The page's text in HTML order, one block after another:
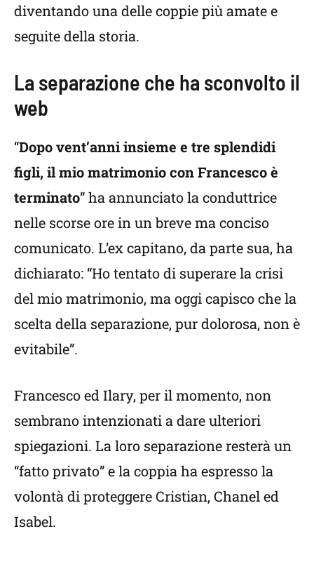
diventando una delle coppie più amate e
seguite della storia.
La separazione che ha sconvolto il
web
“Dopo vent’anni insieme e tre splendidi
figli, il mio matrimonio con Francesco è
terminato” ha annunciato la conduttrice
nelle scorse ore in un breve ma conciso
comunicato. L’ex capitano, da parte sua, ha
dichiarato: “Ho tentato di superare la crisi
del mio matrimonio, ma oggi capisco che la
scelta della separazione, pur dolorosa, non è
evitabile”.
Francesco ed Ilary, per il momento, non
sembrano intenzionati a dare ulteriori
spiegazioni. La loro separazione resterà un
“fatto privato” e la coppia ha espresso la
volontà di proteggere Cristian, Chanel ed
Isabel.